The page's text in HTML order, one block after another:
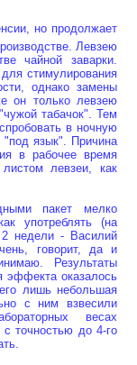
но продолжает
Левзею
чайной заварки.
стимулирования
однако замены
он только левзею
табачок". Тем
в ночную
"под язык". Причина
в рабочее время
левзеи, как
пакет мелко
употреблять (на
2 недели - Василий
говорит, да и
Результаты
эффекта оказалось
лишь небольшая
с ним взвесили
весах
точностью до 4-го